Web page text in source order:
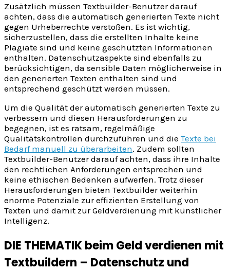
Zusätzlich müssen Textbuilder-Benutzer darauf
achten, dass die automatisch generierten Texte nicht
gegen Urheberrechte verstoßen. Es ist wichtig,
sicherzustellen, dass die erstellten Inhalte keine
Plagiate sind und keine geschützten Informationen
enthalten. Datenschutzaspekte sind ebenfalls zu
berücksichtigen, da sensible Daten möglicherweise in
den generierten Texten enthalten sind und
entsprechend geschützt werden müssen.
Um die Qualität der automatisch generierten Texte zu
verbessern und diesen Herausforderungen zu
begegnen, ist es ratsam, regelmäßige
Qualitätskontrollen durchzuführen und die Texte bei
Bedarf manuell zu überarbeiten. Zudem sollten
Textbuilder-Benutzer darauf achten, dass ihre Inhalte
den rechtlichen Anforderungen entsprechen und
keine ethischen Bedenken aufwerfen. Trotz dieser
Herausforderungen bieten Textbuilder weiterhin
enorme Potenziale zur effizienten Erstellung von
Texten und damit zur Geldverdienung mit künstlicher
Intelligenz.
DIE THEMATIK beim Geld verdienen mit
Textbuildern – Datenschutz und